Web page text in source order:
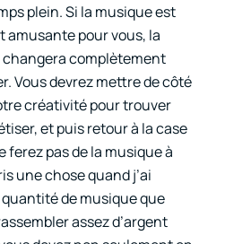
plein. Si la musique est
pour vous, la
complètement
Vous devrez mettre de côté
créativité pour trouver
et puis retour à la case
ferez pas de la musique à
une chose quand j’ai
de musique que
assez d’argent